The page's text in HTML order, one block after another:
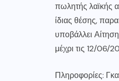
πωλητής λαϊκής
ίδιας θέσης,
υποβάλλει
μέχρι τις 12/06/
Πληροφορίες: